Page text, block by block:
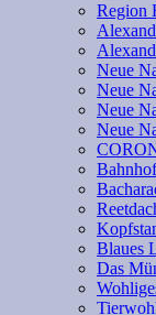
Region
Neue
Neue
Neue
Neue
Blaues
Das